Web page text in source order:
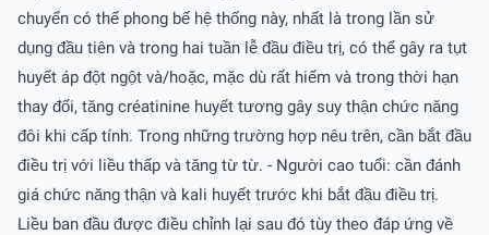
chuyển có thể phong bế hệ thống này, nhất là trong lần sử
dụng đầu tiên và trong hai tuần lễ đầu điều trị, có thể gây ra tụt
huyết áp đột ngột và/hoặc, mặc dù rất hiếm và trong thời hạn
thay đổi, tăng créatinine huyết tương gây suy thận chức năng
đôi khi cấp tính. Trong những trường hợp nêu trên, cần bắt đầu
điều trị với liều thấp và tăng từ từ. - Người cao tuổi: cần đánh
giá chức năng thận và kali huyết trước khi bắt đầu điều trị.
Liều ban đầu được điều chỉnh lại sau đó tùy theo đáp ứng về